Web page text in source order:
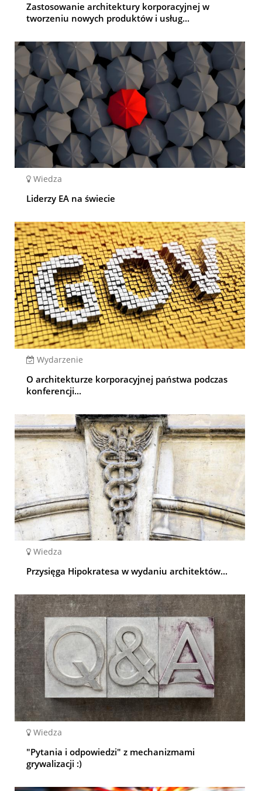
Zastosowanie architektury korporacyjnej w
tworzeniu nowych produktów i usług...
Wiedza
Liderzy EA na świecie
Wydarzenie
O architekturze korporacyjnej państwa podczas
konferencji...
Wiedza
Przysięga Hipokratesa w wydaniu architektów...
Wiedza
"Pytania i odpowiedzi" z mechanizmami
grywalizacji :)